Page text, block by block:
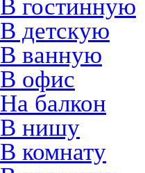
В гостинную
В детскую
В ванную
В офис
На балкон
В нишу
В комнату